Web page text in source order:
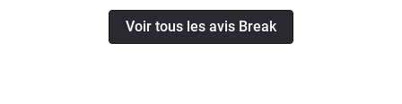
Voir tous les avis Break